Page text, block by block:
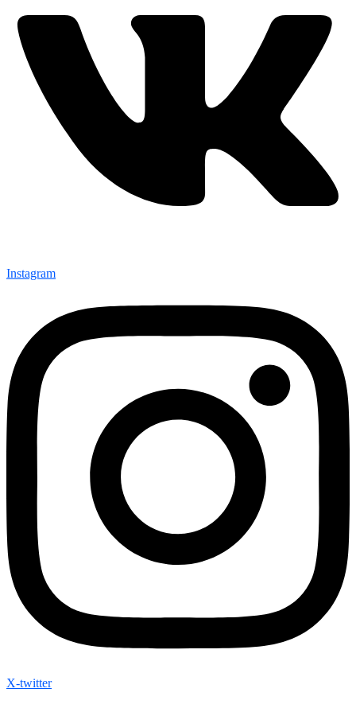
Instagram
X-twitter